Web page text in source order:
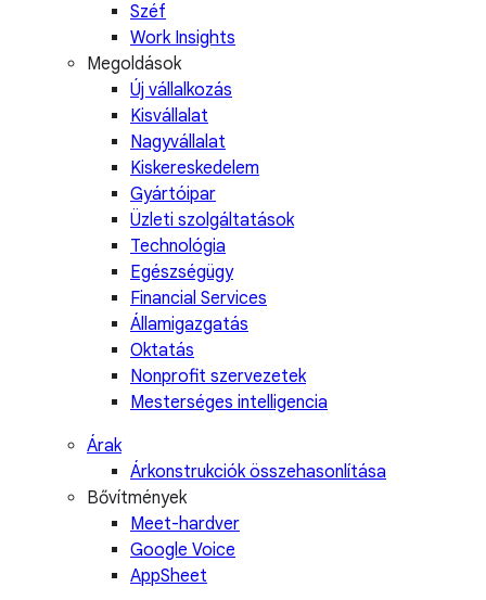
Széf
Work Insights
Megoldások
Új vállalkozás
Kisvállalat
Nagyvállalat
Kiskereskedelem
Gyártóipar
Üzleti szolgáltatások
Technológia
Egészségügy
Financial Services
Államigazgatás
Oktatás
Nonprofit szervezetek
Mesterséges intelligencia
Árak
Árkonstrukciók összehasonlítása
Bővítmények
Meet-hardver
Google Voice
AppSheet